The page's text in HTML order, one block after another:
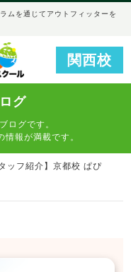
ムを通じてアウトフィッターを
関西校
グ
ログです。
報が満載です。
タッフ紹介】京都校 ぱぴ